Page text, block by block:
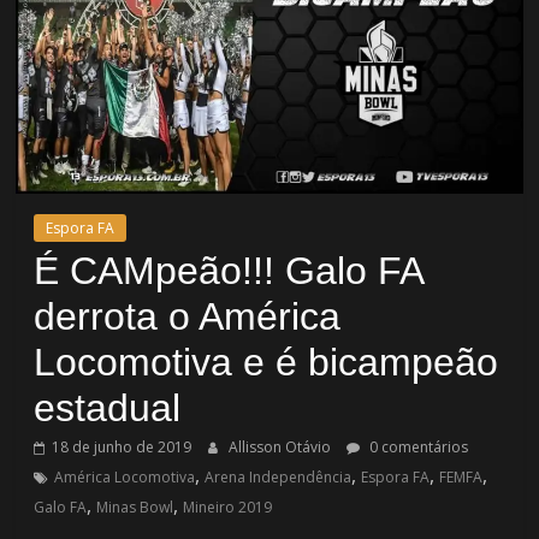
Espora FA
É CAMpeão!!! Galo FA
derrota o América
Locomotiva e é bicampeão
estadual
18 de junho de 2019 Allisson Otávio
0 comentários
América Locomotiva,Arena Independência, Espora FA, FEMFA,
Galo FA, Minas Bowl, Mineiro 2019